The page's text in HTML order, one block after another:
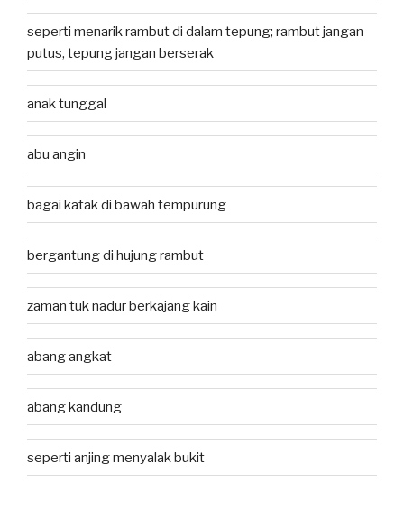
seperti menarik rambut di dalam tepung; rambut jangan
putus, tepung jangan berserak
anak tunggal
abu angin
bagai katak di bawah tempurung
bergantung di hujung rambut
zaman tuk nadur berkajang kain
abang angkat
abang kandung
seperti anjing menyalak bukit